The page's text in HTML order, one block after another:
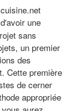
une
sans
un premier
des
Cette première
de cerner
appropriée